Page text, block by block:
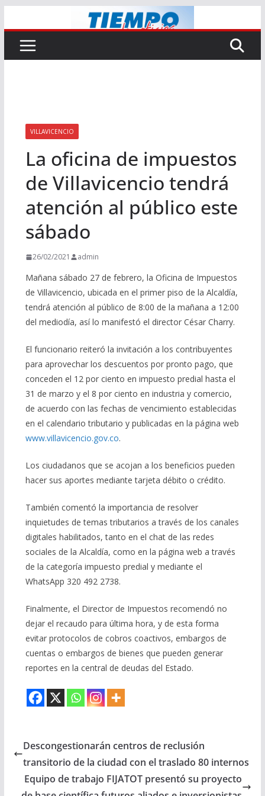
al
contenido
VILLAVICENCIO
La oficina de impuestos
de Villavicencio tendrá
atención al público este
sábado
26/02/2021 admin
Mañana sábado 27 de febrero, la Oficina de Impuestos
de Villavicencio, ubicada en el primer piso de la Alcaldía,
tendrá atención al público de 8:00 de la mañana a 12:00
del mediodía, así lo manifestó el director César Charry.
El funcionario reiteró la invitación a los contribuyentes
para aprovechar los descuentos por pronto pago, que
conceden el 12 por ciento en impuesto predial hasta el
31 de marzo y el 8 por ciento en industria y comercio,
de acuerdo con las fechas de vencimiento establecidas
en el calendario tributario y publicadas en la página web
www.villavicencio.gov.co.
Los ciudadanos que se acojan a los beneficios pueden
hacer sus aportes mediante tarjeta débito o crédito.
También comentó la importancia de resolver
inquietudes de temas tributarios a través de los canales
digitales habilitados, tanto en el chat de las redes
sociales de la Alcaldía, como en la página web a través
de la categoría impuesto predial y mediante el
WhatsApp 320 492 2738.
Finalmente, el Director de Impuestos recomendó no
dejar el recaudo para última hora, y de esta forma
evitar protocolos de cobros coactivos, embargos de
cuentas o embargos de bienes que pueden generar
reportes en la central de deudas del Estado.
Descongestionarán centros de reclusión
transitorio de la ciudad con el traslado 80 internos
Equipo de trabajo FIJATOT presentó su proyecto